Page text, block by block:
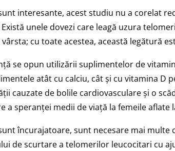
interesante, acest studiu nu a corelat
unele dovezi care leagă uzura
cu toate acestea, această legătură
se opun utilizării suplimentelor de
atât cu calciu, cât și cu vitamina D
cauzate de bolile cardiovasculare și o
a speranței medii de viață la femeile aflate
încurajatoare, sunt necesare mai multe
de scurtare a telomerilor leucocitari cu